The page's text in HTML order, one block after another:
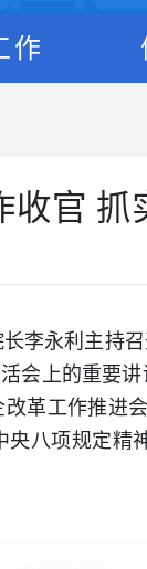
作
官 抓
李永利主持
会上的重要
革工作推进
八项规定